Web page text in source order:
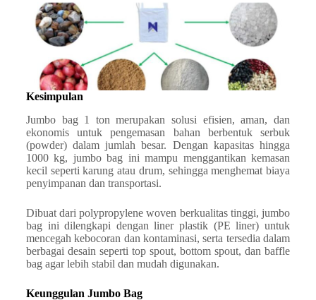
Kesimpulan
Jumbo bag 1 ton merupakan solusi efisien, aman, dan
ekonomis untuk pengemasan bahan berbentuk serbuk
(powder) dalam jumlah besar. Dengan kapasitas hingga
1000 kg, jumbo bag ini mampu menggantikan kemasan
kecil seperti karung atau drum, sehingga menghemat biaya
penyimpanan dan transportasi.
Dibuat dari polypropylene woven berkualitas tinggi, jumbo
bag ini dilengkapi dengan liner plastik (PE liner) untuk
mencegah kebocoran dan kontaminasi, serta tersedia dalam
berbagai desain seperti top spout, bottom spout, dan baffle
bag agar lebih stabil dan mudah digunakan.
Keunggulan Jumbo Bag